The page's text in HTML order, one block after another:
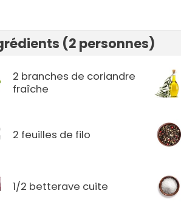
(2 personnes)
2 branches de coriandre
fraîche
2 feuilles de filo
1/2 betterave cuite